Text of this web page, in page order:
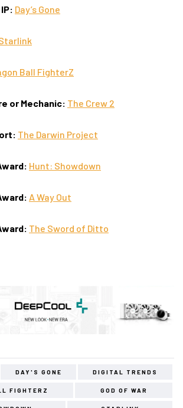
Day’s Gone
Ball FighterZ
or Mechanic: The Crew 2
The Darwin Project
Hunt: Showdown
A Way Out
The Sword of Ditto
DAY'S GONE DIGITAL TRENDS
FIGHTERZ GOD OF WAR